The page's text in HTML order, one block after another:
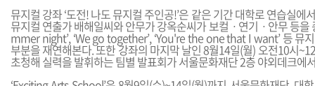
뮤지컬 강좌 ‘도전! 나도 뮤지컬 주인공!’은 같은 기간 대학로 연습실에
뮤지컬 연출가 배해일씨와 안무가 강옥순씨가 보컬ㆍ연기ㆍ안무 등을
mmer night’, ‘We go together’, ‘You're the one that I want’ 등 뮤
부분을 재연해본다. 또한 강좌의 마지막 날인 8월14일(월) 오전10시
초청해 실력을 발휘하는 팀별 발표회가 서울문화재단 2층 야외데크에